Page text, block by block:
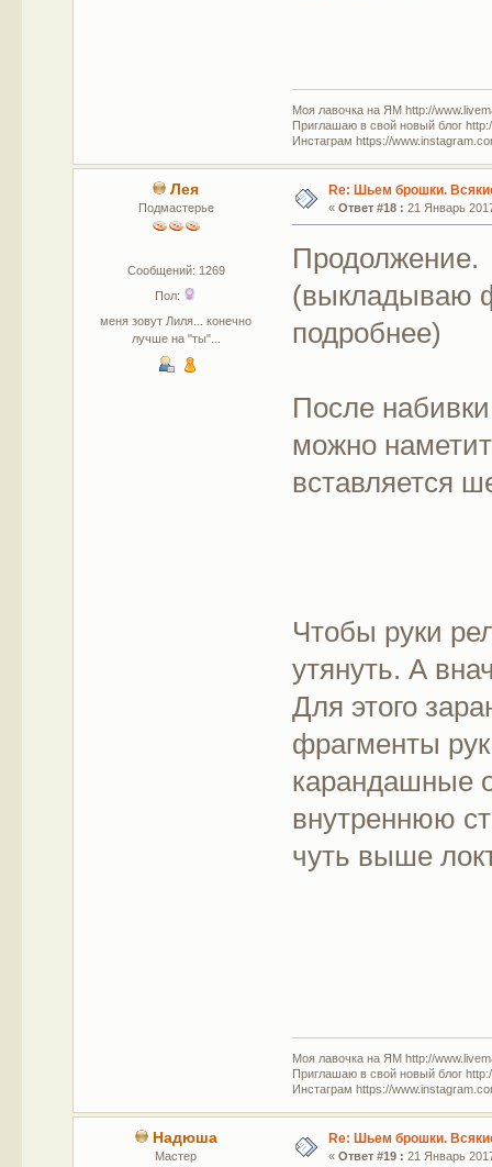
Моя лавочка на ЯМ http://
Приглашаю в свой новый блог
Инстаграм https://
Лея
Подмастерье
Сообщений: 1269
Пол:
меня зовут Лиля... конечно
лучше на "ты"...
Re: Шьем брошки.
« Ответ #18 : 21 Январь
Продолжение.
(выкладываю
подробнее)
После
можно
вставляется
Чтобы руки
утянуть. А
Для этого
фрагменты
карандашные
внутреннюю
чуть выше
Моя лавочка на ЯМ http://
Приглашаю в свой новый блог
Инстаграм https://
Надюша
Мастер
Re: Шьем брошки.
« Ответ #19 : 21 Январь